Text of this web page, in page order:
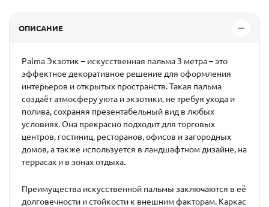
ОПИСАНИЕ
Palma Экзотик – искусственная пальма 3 метра– это
эффектное декоративное решение для оформления
интерьеров и открытых пространств. Такая пальма
создаёт атмосферу уюта и экзотики, не требуя ухода и
полива, сохраняя презентабельный вид в любых
условиях. Она прекрасно подходит для торговых
центров, гостиниц, ресторанов, офисов и загородных
домов, а также используется в ландшафтном дизайне, на
террасах и в зонах отдыха.
Преимущества искусственной пальмы заключаются в её
долговечности и стойкости к внешним факторам. Каркас